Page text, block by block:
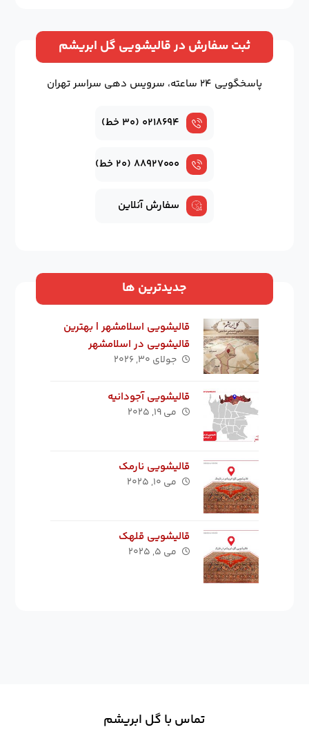
ثبت سفارش در قالیشویی گل ابریشم
پاسخگویی ۲۴ ساعته، سرویس دهی سراسر تهران
۰۲۱۸۶۹۴ (۳۰ خط)
۸۸۹۲۷۰۰۰ (۲۰ خط)
سفارش آنلاین
جدیدترین ها
قالیشویی اسلامشهر | بهترین
قالیشویی در اسلامشهر
جولای ۳۰, ۲۰۲۶
قالیشویی آجودانیه
می ۱۹, ۲۰۲۵
قالیشویی نارمک
می ۱۰, ۲۰۲۵
قالیشویی قلهک
می ۵, ۲۰۲۵
تماس با گل ابریشم